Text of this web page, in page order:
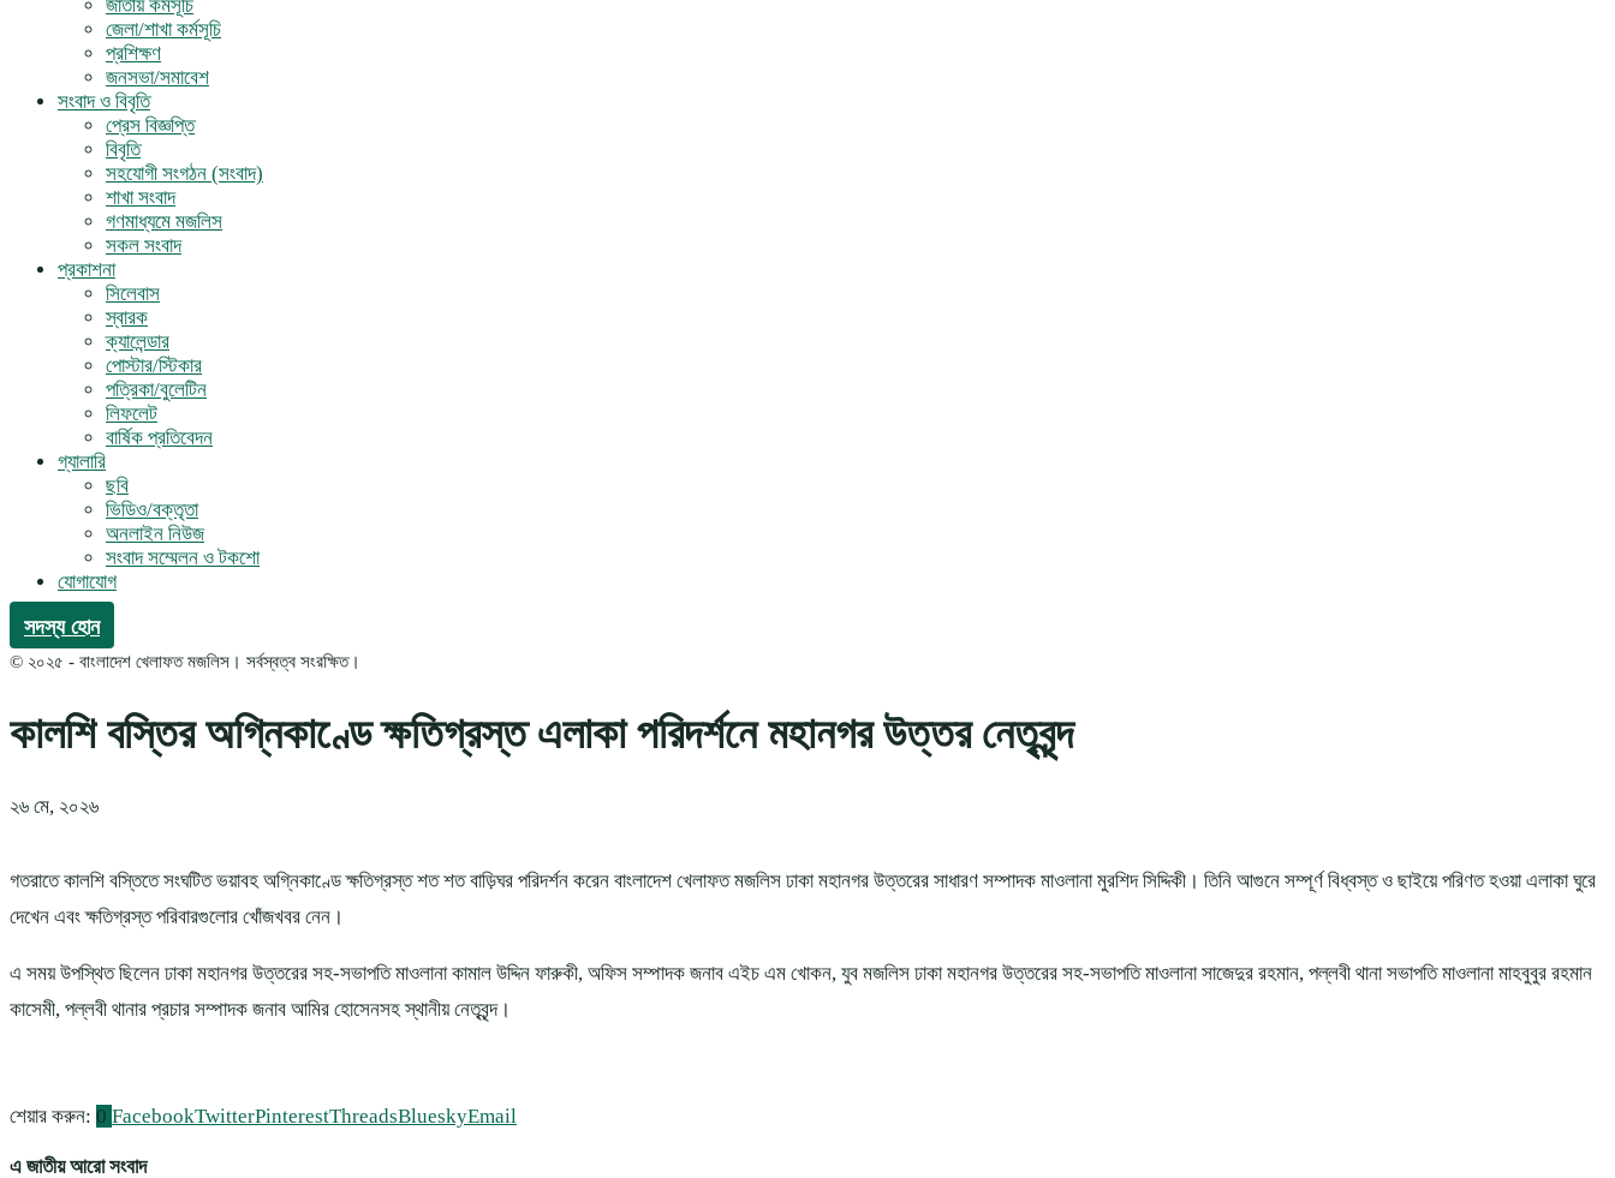
জাতীয় কর্মসূচি
জেলা/শাখা কর্মসূচি
প্রশিক্ষণ
জনসভা/সমাবেশ
সংবাদ ও বিবৃতি
প্রেস বিজ্ঞপ্তি
বিবৃতি
সহযোগী সংগঠন (সংবাদ)
শাখা সংবাদ
গণমাধ্যমে মজলিস
সকল সংবাদ
প্রকাশনা
সিলেবাস
স্বারক
ক্যালেন্ডার
পোস্টার/স্টিকার
পত্রিকা/বুলেটিন
লিফলেট
বার্ষিক প্রতিবেদন
গ্যালারি
ছবি
ভিডিও/বক্তৃতা
অনলাইন নিউজ
সংবাদ সম্মেলন ও টকশো
যোগাযোগ
সদস্য হোন
© ২০২৫ - বাংলাদেশ খেলাফত মজলিস। সর্বস্বত্ব সংরক্ষিত।
কালশি বস্তির অগ্নিকাণ্ডে ক্ষতিগ্রস্ত এলাকা পরিদর্শনে মহানগর উত্তর নেতৃবৃন্দ
২৬ মে, ২০২৬
গতরাতে কালশি বস্তিতে সংঘটিত ভয়াবহ অগ্নিকাণ্ডে ক্ষতিগ্রস্ত শত শত বাড়িঘর পরিদর্শন করেন বাংলাদেশ খেলাফত মজলিস ঢাকা মহানগর উত্তরের সাধারণ সম্পাদক মাওলানা মুরশিদ সিদ্দিকী। তিনি আগুনে সম্পূর্ণ বিধ্বস্ত ও ছাইয়ে পরিণত হওয়া এলাকা ঘুরে
দেখেন এবং ক্ষতিগ্রস্ত পরিবারগুলোর খোঁজখবর নেন।
এ সময় উপস্থিত ছিলেন ঢাকা মহানগর উত্তরের সহ-সভাপতি মাওলানা কামাল উদ্দিন ফারুকী, অফিস সম্পাদক জনাব এইচ এম খোকন, যুব মজলিস ঢাকা মহানগর উত্তরের সহ-সভাপতি মাওলানা সাজেদুর রহমান, পল্লবী থানা সভাপতি মাওলানা মাহবুবুর রহমান
কাসেমী, পল্লবী থানার প্রচার সম্পাদক জনাব আমির হোসেনসহ স্থানীয় নেতৃবৃন্দ।
শেয়ার করুন: 0 FacebookTwitterPinterestThreadsBlueskyEmail
এ জাতীয় আরো সংবাদ